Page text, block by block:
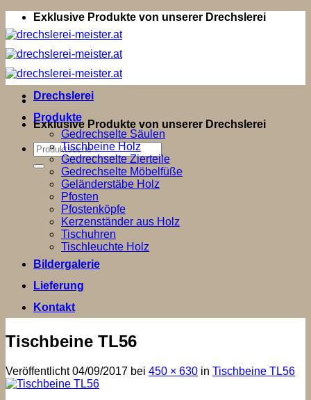
Zum
Inhalt
springen
Exklusive Produkte von unserer Drechslerei
Exklusive Produkte von unserer Drechslerei
Suchen
nach:
Drechslerei
Produkte
Gedrechselte Säulen
Tischbeine Holz
Gedrechselte Zierteile
Gedrechselte Möbelfüße
Geländerstäbe Holz
Pfosten
Pfostenköpfe
Kerzenständer aus Holz
Tischuhren
Tischleuchte Holz
Bildergalerie
Lieferung
Kontakt
Tischbeine TL56
Veröffentlicht04/09/2017 bei 450 × 630 in Tischbeine TL56